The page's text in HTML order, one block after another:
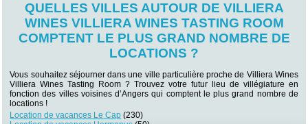
QUELLES VILLES AUTOUR DE VILLIERA
WINES VILLIERA WINES TASTING ROOM
COMPTENT LE PLUS GRAND NOMBRE DE
LOCATIONS ?
Vous souhaitez séjourner dans une ville particulière proche de Villiera Wines
Villiera Wines Tasting Room ? Trouvez votre futur lieu de villégiature en
fonction des villes voisines d’Angers qui comptent le plus grand nombre de
locations !
Location de vacances Le Cap (230)